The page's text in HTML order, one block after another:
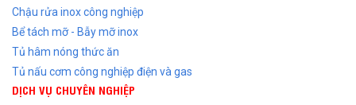
Chậu rửa inox công nghiệp
Bể tách mỡ - Bẫy mỡ inox
Tủ hâm nóng thức ăn
Tủ nấu cơm công nghiệp điện và gas
DỊCH VỤ CHUYÊN NGHIỆP